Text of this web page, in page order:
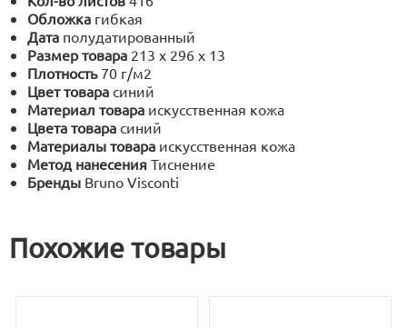
Обложка гибкая
Дата полудатированный
Размер товара 213 х 296 х 13
Плотность 70 г/м2
Цвет товара синий
Материал товара искусственная кожа
Цвета товара синий
Материалы товара искусственная кожа
Метод нанесения Тиснение
Бренды Bruno Visconti
Похожие товары